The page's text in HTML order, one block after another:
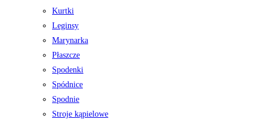
Kurtki
Leginsy
Marynarka
Płaszcze
Spodenki
Spódnice
Spodnie
Stroje kąpielowe